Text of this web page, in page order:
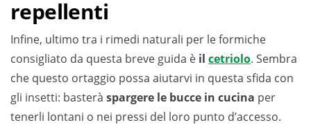
repellenti
Infine, ultimo tra i rimedi naturali per le formiche
consigliato da questa breve guida è il cetriolo. Sembra
che questo ortaggio possa aiutarvi in questa sfida con
gli insetti: basterà spargere le bucce in cucina per
tenerli lontani o nei pressi del loro punto d’accesso.